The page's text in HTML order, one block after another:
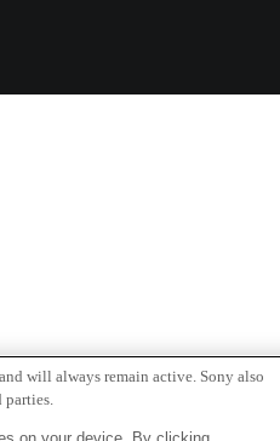
will always remain active. Sony also
parties.